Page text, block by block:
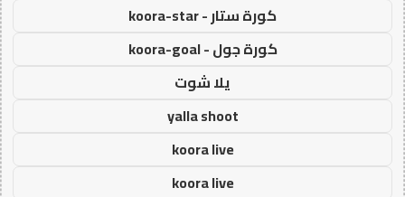
كورة ستار - koora-star
كورة جول - koora-goal
يلا شوت
yalla shoot
koora live
koora live